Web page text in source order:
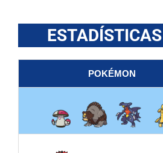
POKÉMON